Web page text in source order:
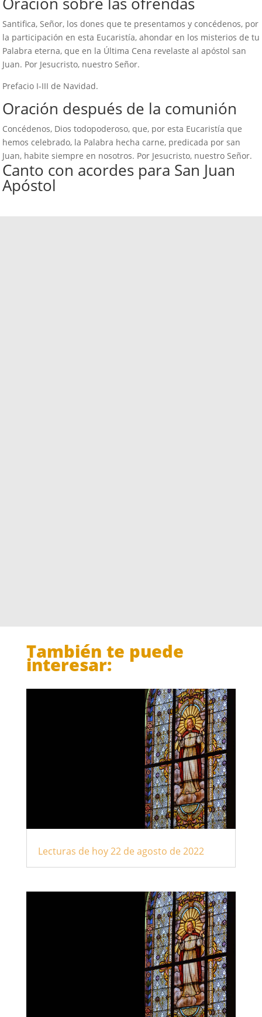
Santifica, Señor, los dones que te presentamos y concédenos, por
la participación en esta Eucaristía, ahondar en los misterios de tu
Palabra eterna, que en la Última Cena revelaste al apóstol san
Juan. Por Jesucristo, nuestro Señor.
Prefacio I-III de Navidad.
Oración después de la comunión
Concédenos, Dios todopoderoso, que, por esta Eucaristía que
hemos celebrado, la Palabra hecha carne, predicada por san
Juan, habite siempre en nosotros. Por Jesucristo, nuestro Señor.
Canto con acordes para San Juan
Apóstol
También te puede
interesar:
Lecturas de hoy 22 de agosto de 2022